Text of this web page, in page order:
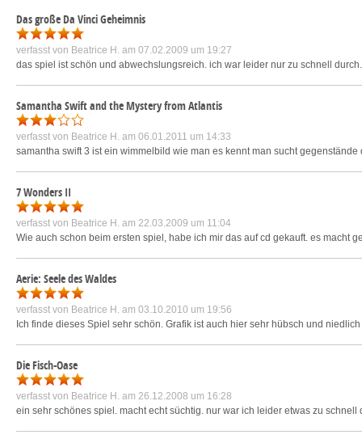
Das große Da Vinci Geheimnis
verfasst von Beatrice H. am 07.02.2009 um 19:27
das spiel ist schön und abwechslungsreich. ich war leider nur zu schnell
Samantha Swift and the Mystery from Atlantis
verfasst von Beatrice H. am 06.01.2011 um 14:33
samantha swift 3 ist ein wimmelbild wie man es kennt man sucht
7 Wonders II
verfasst von Beatrice H. am 22.03.2009 um 11:04
Wie auch schon beim ersten spiel, habe ich mir das auf cd gekauft. es macht
Aerie: Seele des Waldes
verfasst von Beatrice H. am 03.10.2010 um 19:56
Ich finde dieses Spiel sehr schön. Grafik ist auch hier sehr hübsch und
Die Fisch-Oase
verfasst von Beatrice H. am 26.12.2008 um 16:28
ein sehr schönes spiel. macht echt süchtig. nur war ich leider etwas zu